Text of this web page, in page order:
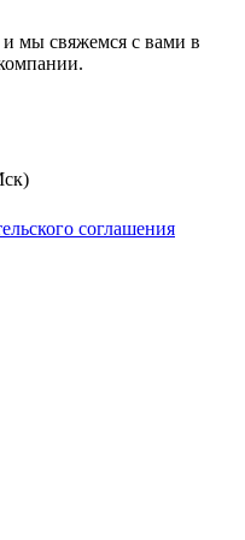
и мы свяжемся с вами в
соглашения